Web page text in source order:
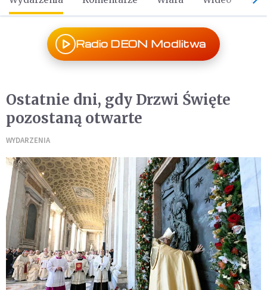
Radio DEON Modlitwa
Ostatnie dni, gdy Drzwi Święte
pozostaną otwarte
WYDARZENIA